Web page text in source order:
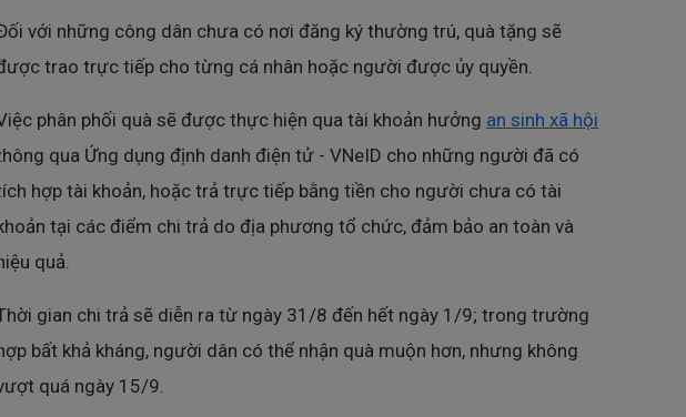
với những công dân chưa có nơi đăng ký thường trú, quà tặng sẽ
trao trực tiếp cho từng cá nhân hoặc người được ủy quyền.
phân phối quà sẽ được thực hiện qua tài khoản hưởng an sinh xã hội
qua Ứng dụng định danh điện tử - VNeID cho những người đã có
hợp tài khoản, hoặc trả trực tiếp bằng tiền cho người chưa có tài
tại các điểm chi trả do địa phương tổ chức, đảm bảo an toàn và
quả.
gian chi trả sẽ diễn ra từ ngày 31/8 đến hết ngày 1/9; trong trường
bất khả kháng, người dân có thể nhận quà muộn hơn, nhưng không
quá ngày 15/9.